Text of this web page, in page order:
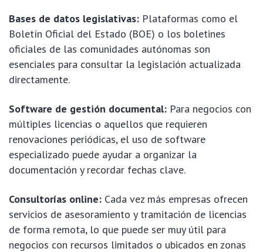
Bases de datos legislativas: Plataformas como el
Boletín Oficial del Estado (BOE) o los boletines
oficiales de las comunidades autónomas son
esenciales para consultar la legislación actualizada
directamente.
Software de gestión documental: Para negocios con
múltiples licencias o aquellos que requieren
renovaciones periódicas, el uso de software
especializado puede ayudar a organizar la
documentación y recordar fechas clave.
Consultorías online: Cada vez más empresas ofrecen
servicios de asesoramiento y tramitación de licencias
de forma remota, lo que puede ser muy útil para
negocios con recursos limitados o ubicados en zonas